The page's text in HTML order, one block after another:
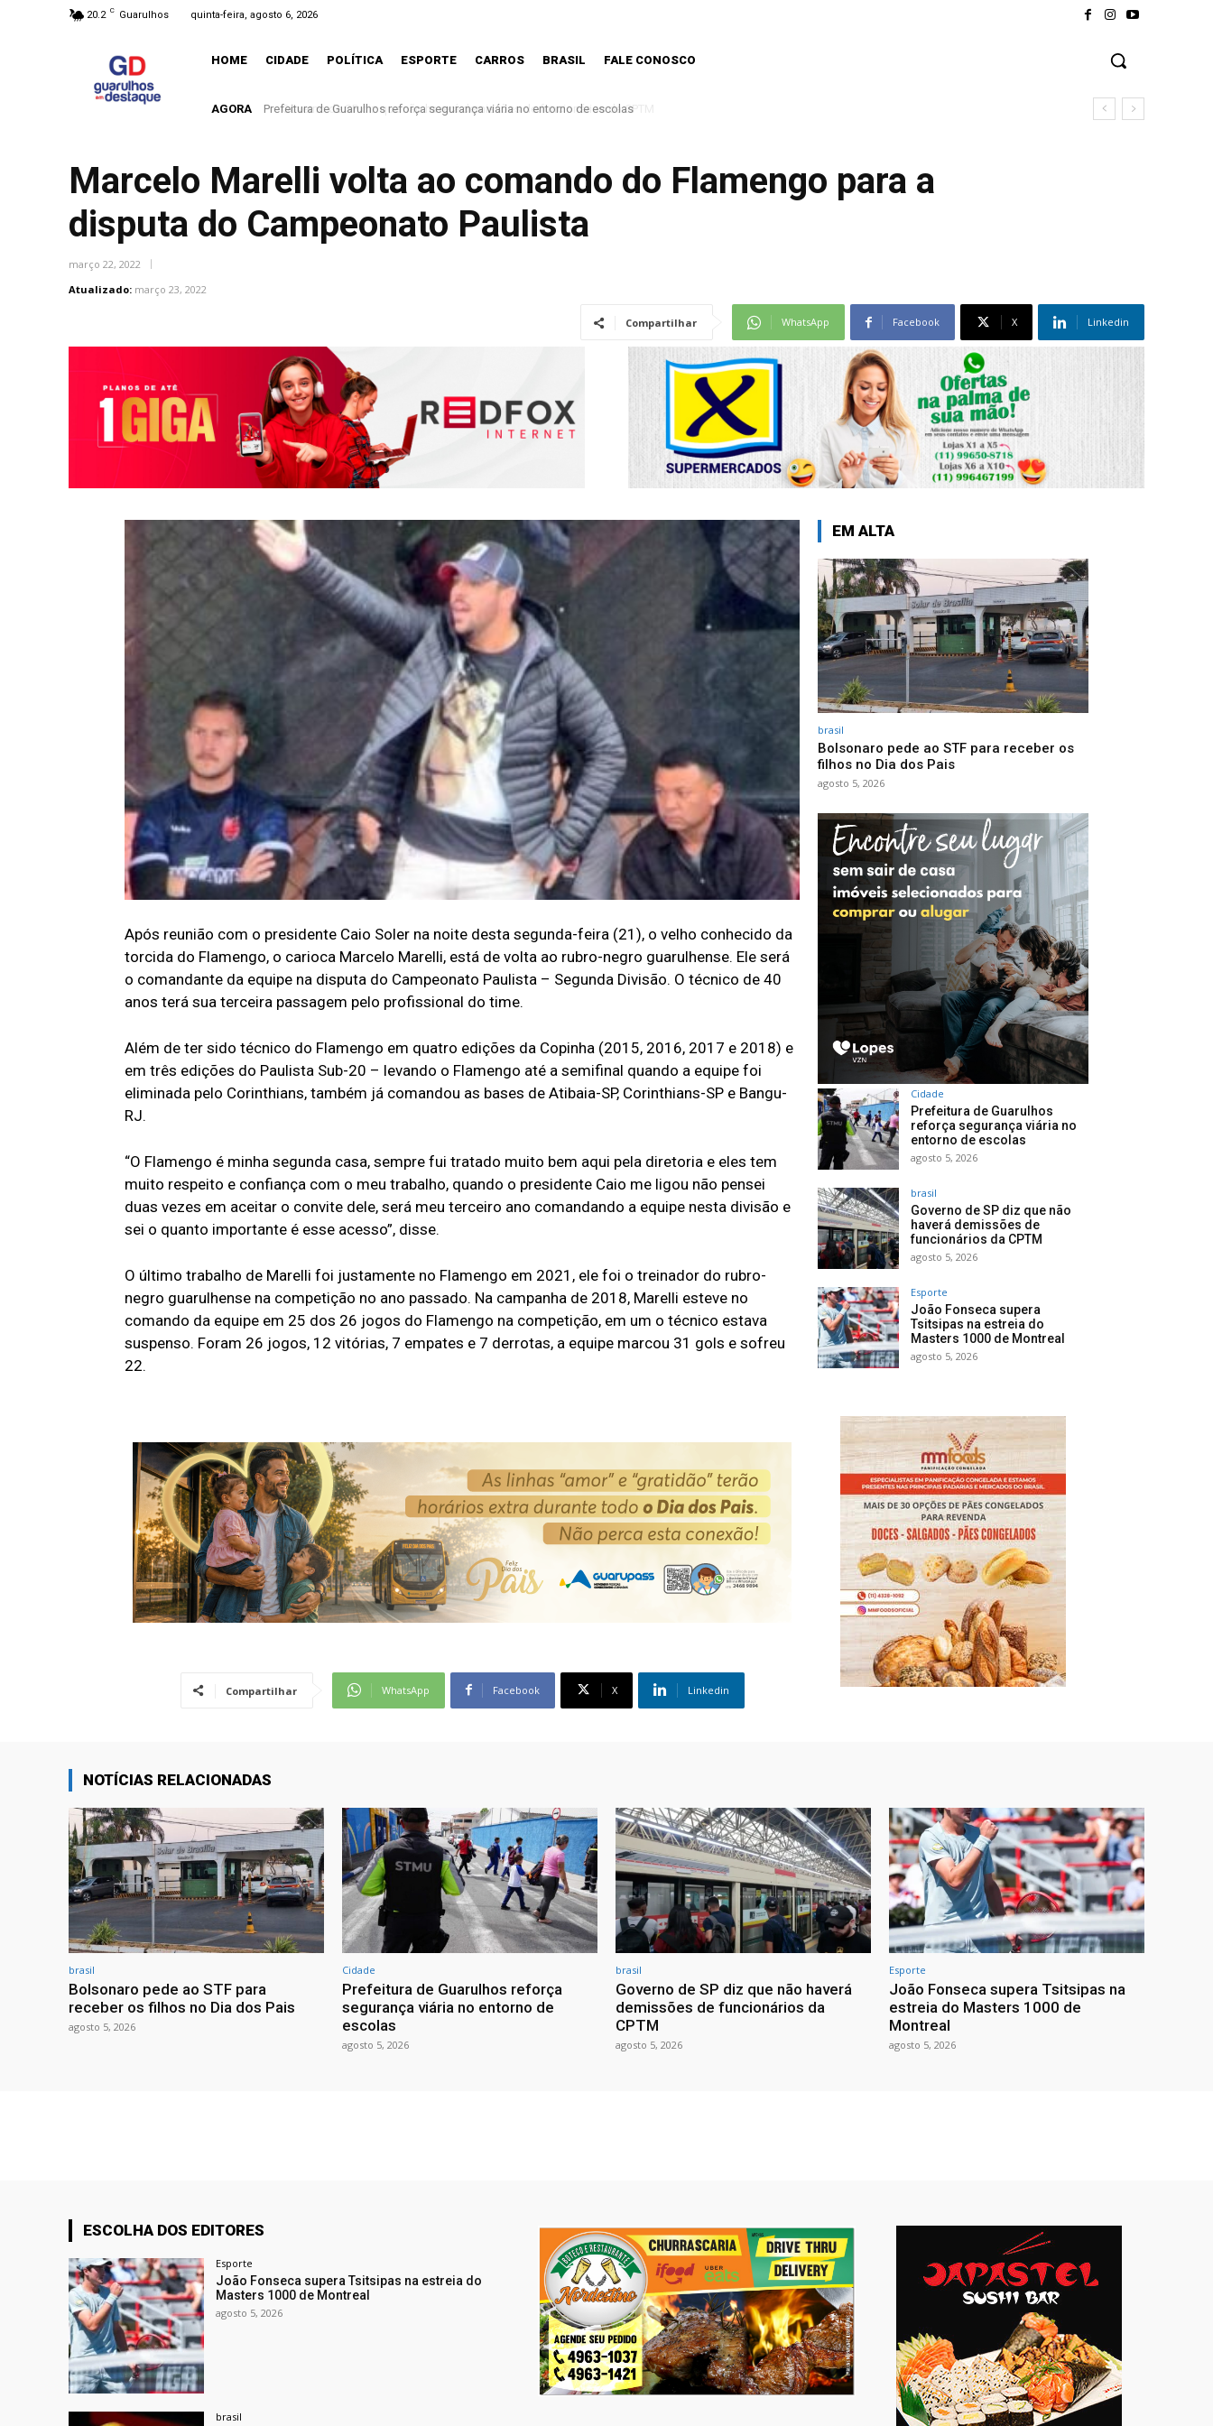
20.2 C Guarulhos quinta-feira, agosto 6, 2026
HOME CIDADE POLÍTICA ESPORTE CARROS BRASIL FALE CONOSCO
AGORA Governo de SP diz que não haverá demissões de funcionários da CPTM
Marcelo Marelli volta ao comando do Flamengo para a
disputa do Campeonato Paulista
março 22, 2022
Atualizado: março 23, 2022
Compartilhar WhatsApp Facebook X Linkedin
Após reunião com o presidente Caio Soler na noite desta segunda-feira (21), o velho conhecido da
torcida do Flamengo, o carioca Marcelo Marelli, está de volta ao rubro-negro guarulhense. Ele será
o comandante da equipe na disputa do Campeonato Paulista – Segunda Divisão. O técnico de 40
anos terá sua terceira passagem pelo profissional do time.
Além de ter sido técnico do Flamengo em quatro edições da Copinha (2015, 2016, 2017 e 2018) e
em três edições do Paulista Sub-20 – levando o Flamengo até a semifinal quando a equipe foi
eliminada pelo Corinthians, também já comandou as bases de Atibaia-SP, Corinthians-SP e Bangu-
RJ.
“O Flamengo é minha segunda casa, sempre fui tratado muito bem aqui pela diretoria e eles tem
muito respeito e confiança com o meu trabalho, quando o presidente Caio me ligou não pensei
duas vezes em aceitar o convite dele, será meu terceiro ano comandando a equipe nesta divisão e
sei o quanto importante é esse acesso”, disse.
O último trabalho de Marelli foi justamente no Flamengo em 2021, ele foi o treinador do rubro-
negro guarulhense na competição no ano passado. Na campanha de 2018, Marelli esteve no
comando da equipe em 25 dos 26 jogos do Flamengo na competição, em um o técnico estava
suspenso. Foram 26 jogos, 12 vitórias, 7 empates e 7 derrotas, a equipe marcou 31 gols e sofreu
22.
Compartilhar WhatsApp Facebook X Linkedin
EM ALTA
brasil
Bolsonaro pede ao STF para receber os
filhos no Dia dos Pais
agosto 5, 2026
Cidade
Prefeitura de Guarulhos
reforça segurança viária no
entorno de escolas
agosto 5, 2026
brasil
Governo de SP diz que não
haverá demissões de
funcionários da CPTM
agosto 5, 2026
Esporte
João Fonseca supera
Tsitsipas na estreia do
Masters 1000 de Montreal
agosto 5, 2026
NOTÍCIAS RELACIONADAS
brasil
Bolsonaro pede ao STF para
receber os filhos no Dia dos Pais
agosto 5, 2026
Cidade
Prefeitura de Guarulhos reforça
segurança viária no entorno de
escolas
agosto 5, 2026
brasil
Governo de SP diz que não haverá
demissões de funcionários da
CPTM
agosto 5, 2026
Esporte
João Fonseca supera Tsitsipas na
estreia do Masters 1000 de
Montreal
agosto 5, 2026
ESCOLHA DOS EDITORES
Esporte
João Fonseca supera Tsitsipas na estreia do
Masters 1000 de Montreal
agosto 5, 2026
brasil